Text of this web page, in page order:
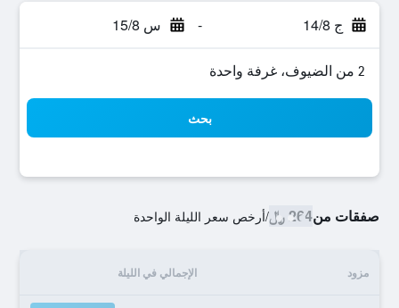
ج 14/8 - س 15/8
2 من الضيوف، غرفة واحدة
بحث
صفقات من264 ﷼ /أرخص سعر الليلة الواحدة
مزود الإجمالي في الليلة